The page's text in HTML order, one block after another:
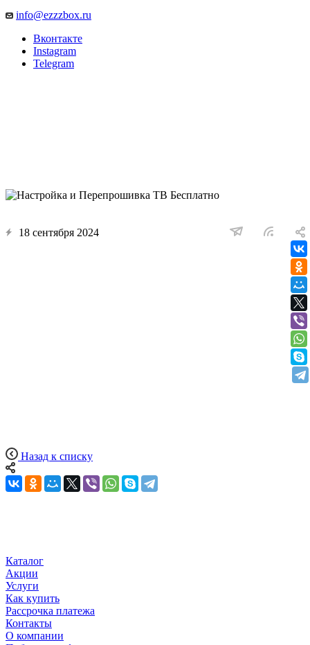
info@ezzzbox.ru
Вконтакте
Instagram
Telegram
18 сентября 2024
Назад к списку
Каталог
Акции
Услуги
Как купить
Рассрочка платежа
Контакты
О компании